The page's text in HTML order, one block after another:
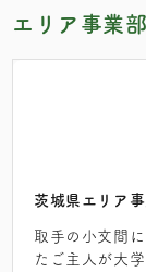
エリア事業
茨城県エリア
取手の小文間
たご主人が大